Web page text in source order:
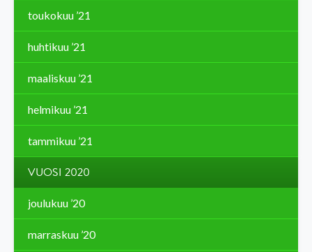
toukokuu ’21
huhtikuu ’21
maaliskuu ’21
helmikuu ’21
tammikuu ’21
VUOSI 2020
joulukuu ’20
marraskuu ’20